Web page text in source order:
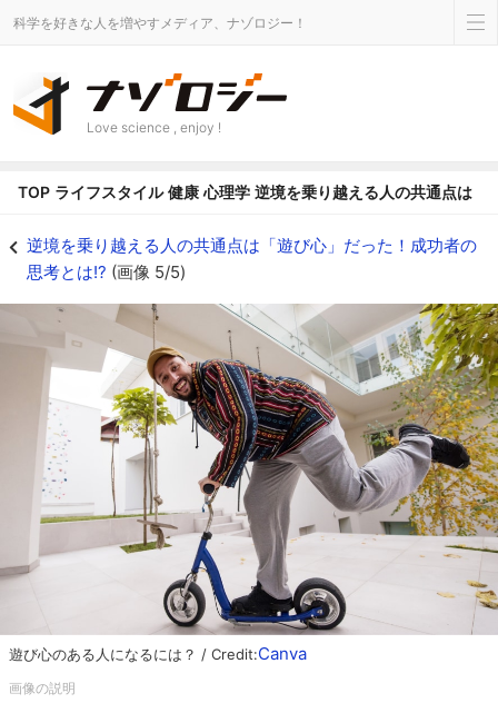
科学を好きな人を増やすメディア、ナゾロジー！
Love science , enjoy !
TOP ライフスタイル 健康 心理学 逆境を乗り越える人の共通点は「
逆境を乗り越える人の共通点は「遊び心」だった！成功者の
思考とは!? (画像 5/5)
遊び心のある人になるには？ / Credit:Canva